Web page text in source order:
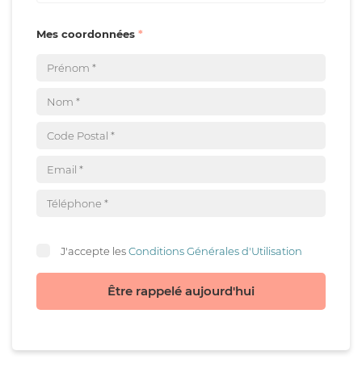
Mes coordonnées
J'accepte lesConditions Générales d'Utilisation
Être rappelé aujourd'hui